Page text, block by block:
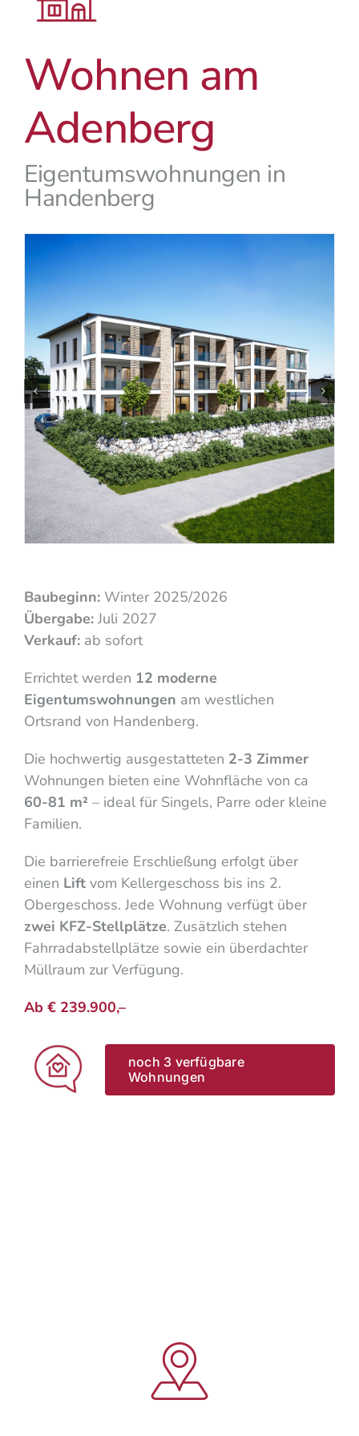
Wohnen am
Adenberg
Eigentumswohnungen in
Handenberg
Baubeginn:Winter 2025/2026
Übergabe:Juli 2027
Verkauf:ab sofort
Errichtet werden 12 moderne
Eigentumswohnungen am westlichen
Ortsrand von Handenberg.
Die hochwertig ausgestatteten 2-3 Zimmer
Wohnungen bieten eine Wohnfläche von ca
60-81 m²– ideal für Singels, Parre oder kleine
Familien.
Die barrierefreie Erschließung erfolgt über
einen Lift vom Kellergeschoss bis ins 2.
Obergeschoss. Jede Wohnung verfügt über
zwei KFZ-Stellplätze. Zusätzlich stehen
Fahrradabstellplätze sowie ein überdachter
Müllraum zur Verfügung.
Ab € 239.900,–
noch 3 verfügbare
Wohnungen